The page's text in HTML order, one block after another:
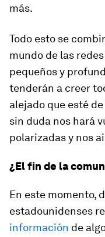
más.
Todo esto se
mundo de las
pequeños y
tenderán a creer
alejado que esté
sin duda nos hará
polarizadas y nos
¿El fin de la
En este momento,
estadounidenses
información de